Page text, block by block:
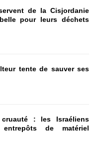
de la Cisjordanie
pour leurs déchets
tente de sauver ses
: les Israéliens
de matériel